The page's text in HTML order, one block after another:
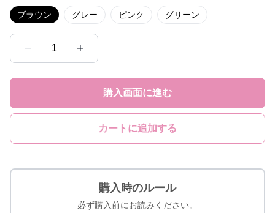
ブラウン グレー ピンク グリーン
1
購入画面に進む
カートに追加する
購入時のルール
必ず購入前にお読みください。